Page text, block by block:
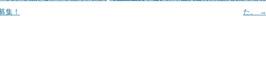
集！
た。
→